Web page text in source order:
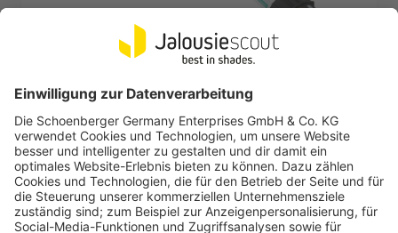
JAROLIFT
Funk-Rollladenmotor Universal | UNI60F (30 Nm /
SW60)